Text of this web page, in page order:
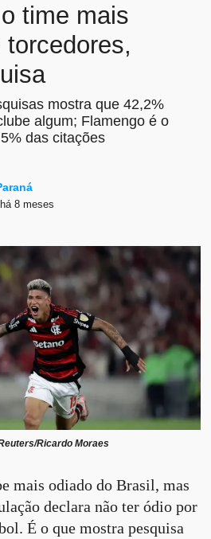
time mais
mostra que 42,2%
algum; Flamengo é o
das citações
há 8 meses
Ricardo Moraes
mais odiado do Brasil, mas
declara não ter ódio por
É o que mostra pesquisa